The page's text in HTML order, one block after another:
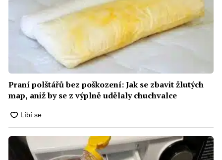
Praní polštářů bez poškození: Jak se zbavit žlutých
map, aniž by se z výplně udělaly chuchvalce